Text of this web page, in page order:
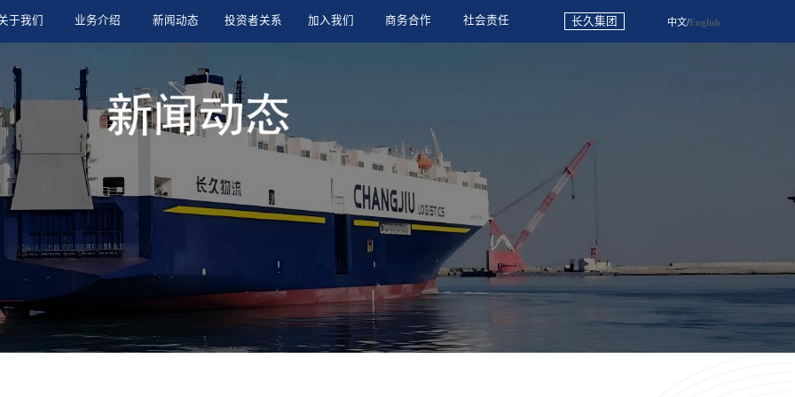
于我们 业务介绍 新闻动态 投资者关系 加入我们 商务合作 社会责任 长久集团 中文/English